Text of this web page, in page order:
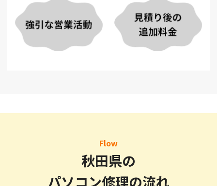
Flow
秋田県の
パソコン修理の流れ